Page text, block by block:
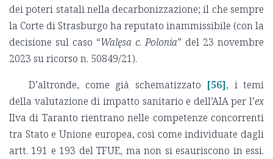
dei poteri statali nella decarbonizzazione; il che sempre
la Corte di Strasburgo ha reputato inammissibile (con la
decisione sul caso “Walęsa c. Polonia” del 23 novembre
2023 su ricorso n. 50849/21).
D’altronde, come già schematizzato [56], i temi
della valutazione di impatto sanitario e dell’AIA per l’ex
Ilva di Taranto rientrano nelle competenze concorrenti
tra Stato e Unione europea, così come individuate dagli
artt. 191 e 193 del TFUE, ma non si esauriscono in essi.